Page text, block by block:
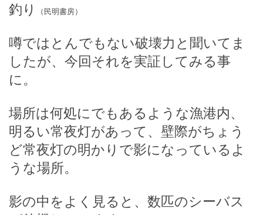
釣り
（民明書房）
噂ではとんでもない破壊力と聞いてま
したが、今回それを実証してみる事
に。
場所は何処にでもあるような漁港内、
明るい常夜灯があって、壁際がちょう
ど常夜灯の明かりで影になっているよ
うな場所。
影の中をよく見ると、数匹のシーバス